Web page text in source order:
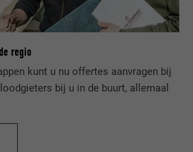
regio
kunt u nu offertes aanvragen bij
bij u in de buurt, allemaal
om statistische gegevens te
m.b.t. het gebruik van de
de door de gebruiker geselecteerde
van een website op.